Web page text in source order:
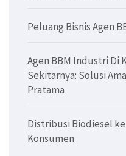
Peluang Bisnis Agen
Agen BBM Industri Di
Sekitarnya: Solusi
Pratama
Distribusi Biodiesel
Konsumen